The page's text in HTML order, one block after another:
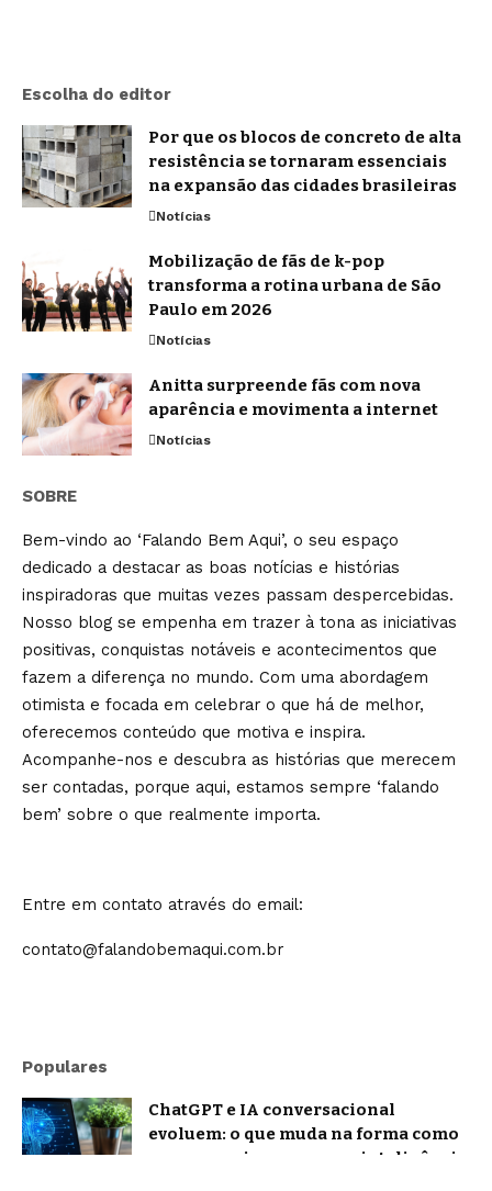
Escolha do editor
Por que os blocos de concreto de alta
resistência se tornaram essenciais
na expansão das cidades brasileiras
Notícias
Mobilização de fãs de k-pop
transforma a rotina urbana de São
Paulo em 2026
Notícias
Anitta surpreende fãs com nova
aparência e movimenta a internet
Notícias
SOBRE
Bem-vindo ao ‘Falando Bem Aqui’, o seu espaço
dedicado a destacar as boas notícias e histórias
inspiradoras que muitas vezes passam despercebidas.
Nosso blog se empenha em trazer à tona as iniciativas
positivas, conquistas notáveis e acontecimentos que
fazem a diferença no mundo. Com uma abordagem
otimista e focada em celebrar o que há de melhor,
oferecemos conteúdo que motiva e inspira.
Acompanhe-nos e descubra as histórias que merecem
ser contadas, porque aqui, estamos sempre ‘falando
bem’ sobre o que realmente importa.
Entre em contato através do email:
contato@falandobemaqui.com.br
Populares
ChatGPT e IA conversacional
evoluem: o que muda na forma como
nos comunicamos com a inteligência